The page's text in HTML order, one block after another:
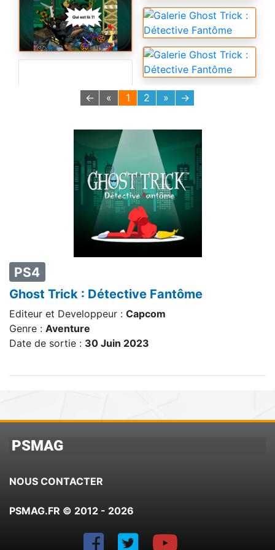
PS4
Ghost Trick : Détective Fantôme
Editeur et Developpeur : Capcom
Genre : Aventure
Date de sortie : 30 Juin 2023
← « 1 2 » →
PSMAG
NOUS CONTACTER
PSMAG.FR © 2012 - 2026